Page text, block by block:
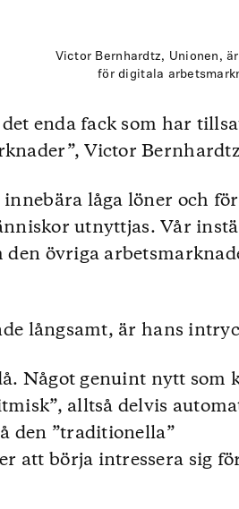
Victor Bernhardtz, Unionen,
för digitala
enda fack som har
Victor
låga löner och
utnyttjas. Vår
övriga
långsamt, är hans
Något genuint nytt som
alltså delvis
den ”traditionella”
att börja intressera sig